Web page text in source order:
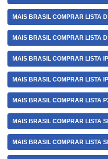
MAIS BRASIL COMPRAR LISTA
MAIS BRASIL COMPRAR LISTA
MAIS BRASIL COMPRAR LISTA
MAIS BRASIL COMPRAR LISTA
MAIS BRASIL COMPRAR LISTA
MAIS BRASIL COMPRAR LISTA
MAIS BRASIL COMPRAR LISTA